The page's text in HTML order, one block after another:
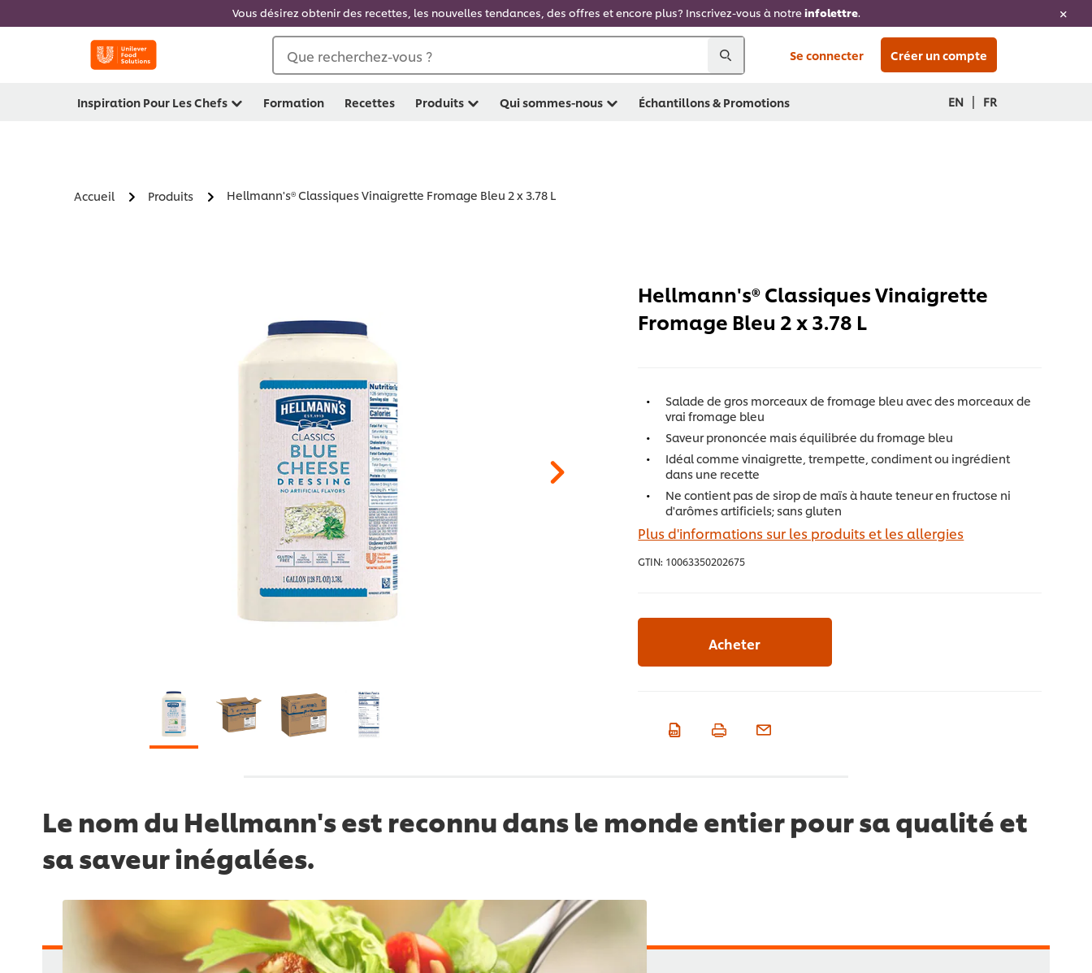
Vous désirez obtenir des recettes, les nouvelles tendances, des offres et encore plus? Inscrivez-vous à notreinfolettre.
Que recherchez-vous ? Se connecter Créer un compte
Inspiration Pour Les Chefs Formation Recettes Produits Qui sommes-nous Échantillons & Promotions EN | FR
Accueil Produits Hellmann's® Classiques Vinaigrette Fromage Bleu 2 x 3.78 L
Hellmann's® Classiques Vinaigrette
Fromage Bleu 2 x 3.78 L
Salade de gros morceaux de fromage bleu avec des morceaux de
vrai fromage bleu
Saveur prononcée mais équilibrée du fromage bleu
Idéal comme vinaigrette, trempette, condiment ou ingrédient
dans une recette
Ne contient pas de sirop de maïs à haute teneur en fructose ni
d'arômes artificiels; sans gluten
Plus d'informations sur les produits et les allergies
GTIN: 10063350202675
Acheter
Le nom du Hellmann's est reconnu dans le monde entier pour sa qualité et
sa saveur inégalées.